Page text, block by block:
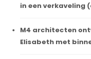
in een
M4 architecten
Elisabeth met